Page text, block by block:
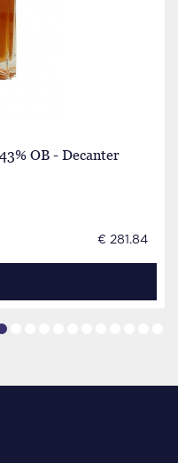
OB - Decanter
€ 281.84